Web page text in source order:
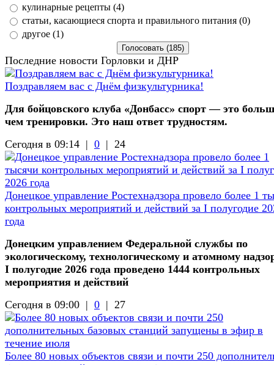
кулинарные рецепты (4)
статьи, касающиеся спорта и правильного питания (0)
другое (1)
Последние новости Горловки и ДНР
Поздравляем вас с Днём физкультурника!
Для бойцовского клуба «Донбасс» спорт — это
чем тренировки. Это наш ответ трудностям.
Сегодня в 09:14 | 0 | 24
Донецкое управление Ростехнадзора провело более 1
контрольных мероприятий и действий за I полугодие
года
Донецким управлением Федеральной службы по
экологическому, технологическому и атомному
I полугодие 2026 года проведено 1444 контрольных
мероприятия и действий
Сегодня в 09:00 | 0 | 27
Более 80 новых объектов связи и почти 250